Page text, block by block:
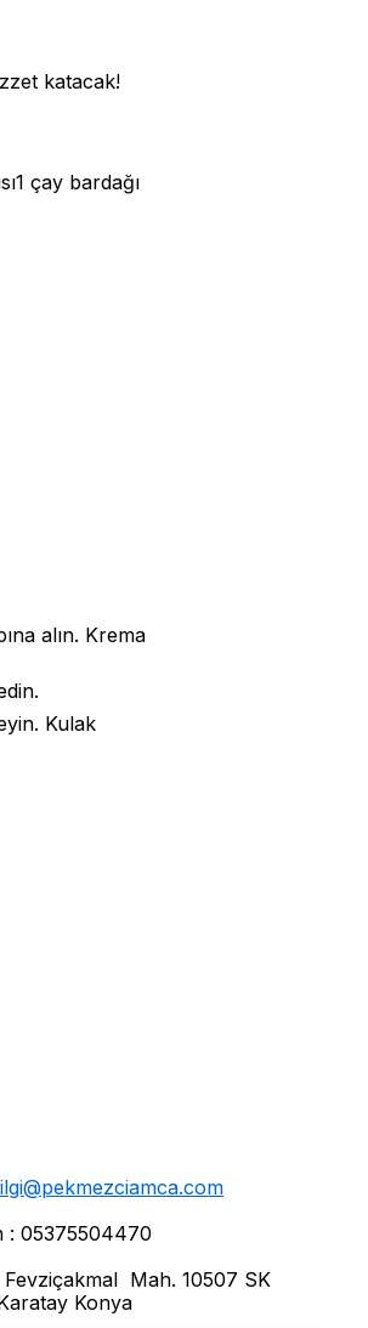
katacak!
çay bardağı
alın. Krema
Kulak
: 05375504470
Fevziçakmal Mah. 10507 SK
Konya